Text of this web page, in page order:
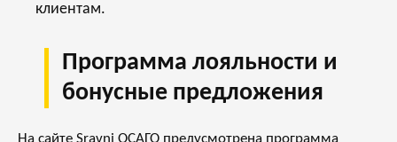
клиентам.
Программа лояльности и
бонусные предложения
На сайте Sravni ОСАГО предусмотрена программа